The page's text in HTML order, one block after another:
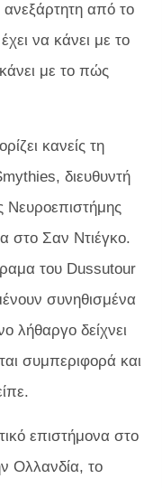
από το
να κάνει με το
με το πώς
κανείς τη
διευθυντή
Νευροεπιστήμης
στο Σαν Ντιέγκο.
του Dussutour
συνηθισμένα
λήθαργο δείχνει
συμπεριφορά και
επιστήμονα στο
Ολλανδία, το